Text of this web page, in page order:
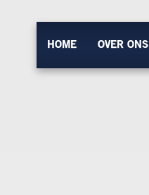
HOME OVER ONS